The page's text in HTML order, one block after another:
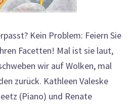
Kein Problem: Feiern Sie
Facetten! Mal ist sie laut,
wir auf Wolken, mal
zurück. Kathleen Valeske
(Piano) und Renate